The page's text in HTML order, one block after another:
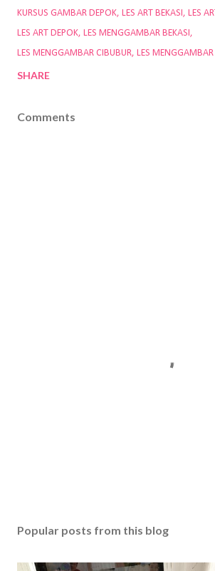
KURSUS GAMBAR DEPOK LES ART BEKASI
LES
LES ART DEPOK LES MENGGAMBAR BEKASI
LES MENGGAMBAR CIBUBUR LES
SHARE
Comments
Popular posts from this blog